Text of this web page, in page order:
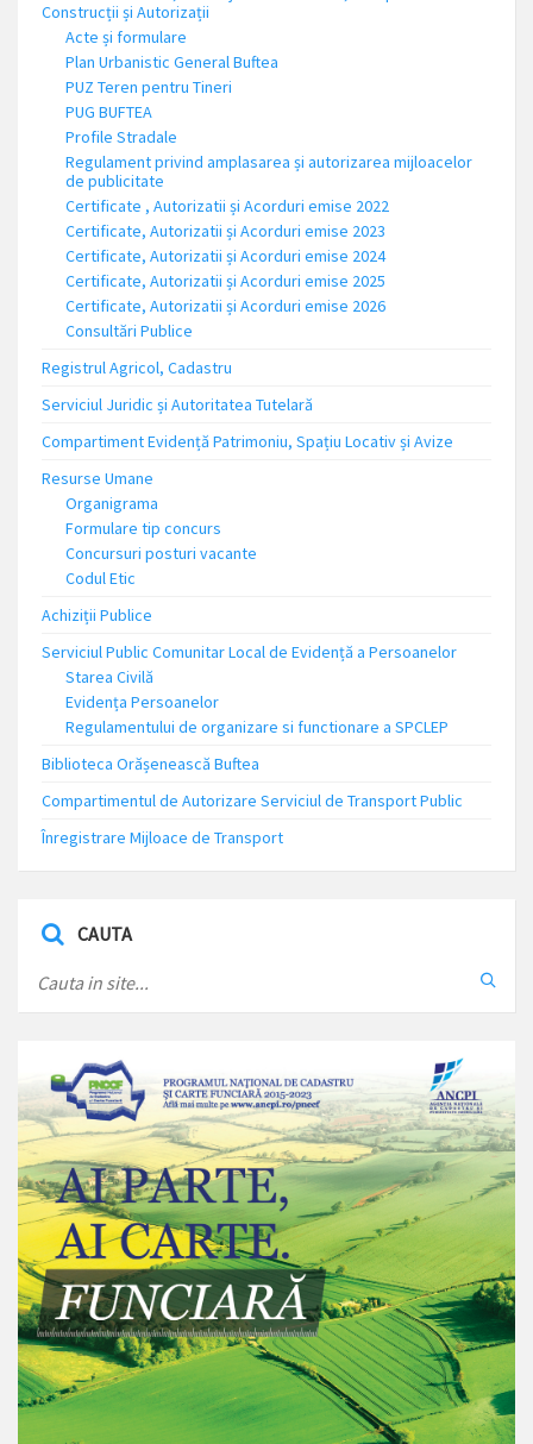
Construcții și Autorizații
Acte și formulare
Plan Urbanistic General Buftea
PUZ Teren pentru Tineri
PUG BUFTEA
Profile Stradale
Regulament privind amplasarea și autorizarea mijloacelor
de publicitate
Certificate , Autorizatii și Acorduri emise 2022
Certificate, Autorizatii și Acorduri emise 2023
Certificate, Autorizatii și Acorduri emise 2024
Certificate, Autorizatii și Acorduri emise 2025
Certificate, Autorizatii și Acorduri emise 2026
Consultări Publice
Registrul Agricol, Cadastru
Serviciul Juridic și Autoritatea Tutelară
Compartiment Evidență Patrimoniu, Spațiu Locativ și Avize
Resurse Umane
Organigrama
Formulare tip concurs
Concursuri posturi vacante
Codul Etic
Achiziții Publice
Serviciul Public Comunitar Local de Evidență a Persoanelor
Starea Civilă
Evidența Persoanelor
Regulamentului de organizare si functionare a SPCLEP
Biblioteca Orășenească Buftea
Compartimentul de Autorizare Serviciul de Transport Public
Înregistrare Mijloace de Transport
CAUTA